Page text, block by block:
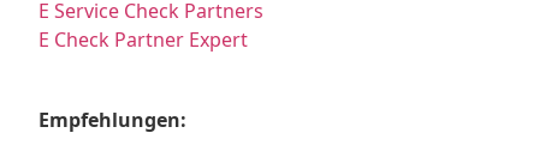
E Service Check Partners
E Check Partner Expert
Empfehlungen: